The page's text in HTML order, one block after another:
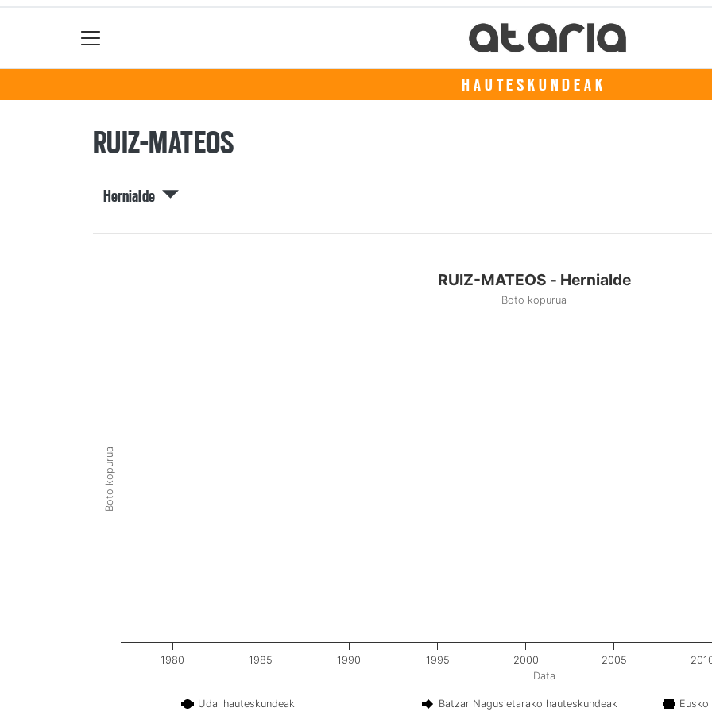
HAUTESKUNDEAK
RUIZ-MATEOS
Hernialde
Data
Boto kopurua
RUIZ-MATEOS - Hernialde
Boto kopurua
Udal hauteskundeak Batzar Nagusietarako hauteskundeak
1980 1985 1990 1995 2000 2005